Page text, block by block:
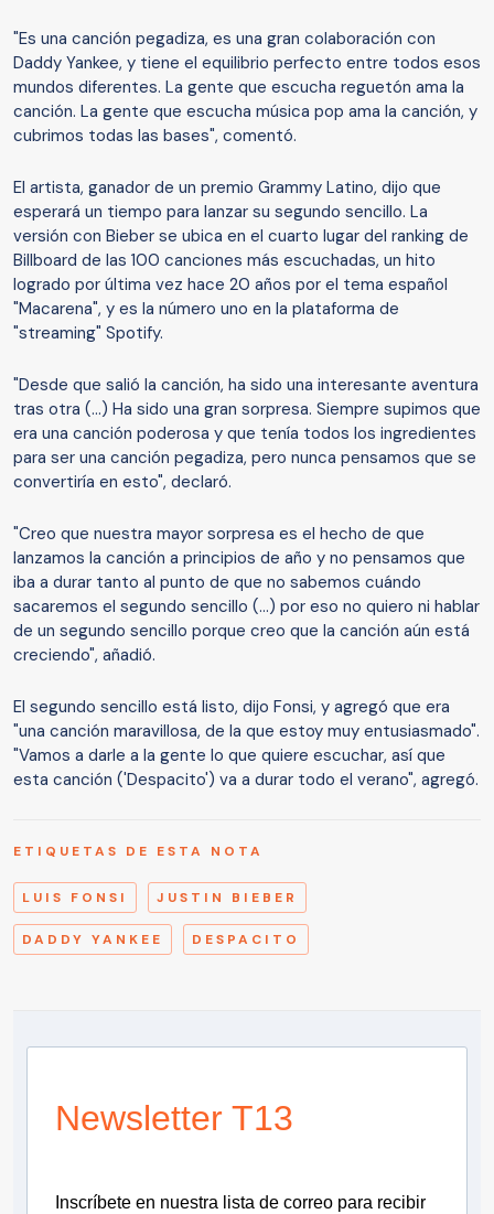
"Es una canción pegadiza, es una gran colaboración con
Daddy Yankee, y tiene el equilibrio perfecto entre todos esos
mundos diferentes. La gente que escucha reguetón ama la
canción. La gente que escucha música pop ama la canción, y
cubrimos todas las bases", comentó.
El artista, ganador de un premio Grammy Latino, dijo que
esperará un tiempo para lanzar su segundo sencillo. La
versión con Bieber se ubica en el cuarto lugar del ranking de
Billboard de las 100 canciones más escuchadas, un hito
logrado por última vez hace 20 años por el tema español
"Macarena", y es la número uno en la plataforma de
"streaming" Spotify.
"Desde que salió la canción, ha sido una interesante aventura
tras otra (...) Ha sido una gran sorpresa. Siempre supimos que
era una canción poderosa y que tenía todos los ingredientes
para ser una canción pegadiza, pero nunca pensamos que se
convertiría en esto", declaró.
"Creo que nuestra mayor sorpresa es el hecho de que
lanzamos la canción a principios de año y no pensamos que
iba a durar tanto al punto de que no sabemos cuándo
sacaremos el segundo sencillo (...) por eso no quiero ni hablar
de un segundo sencillo porque creo que la canción aún está
creciendo", añadió.
El segundo sencillo está listo, dijo Fonsi, y agregó que era
"una canción maravillosa, de la que estoy muy entusiasmado".
"Vamos a darle a la gente lo que quiere escuchar, así que
esta canción ('Despacito') va a durar todo el verano", agregó.
ETIQUETAS DE ESTA NOTA
LUIS FONSI JUSTIN BIEBER
DADDY YANKEE DESPACITO
Newsletter T13
Inscríbete en nuestra lista de correo para recibir